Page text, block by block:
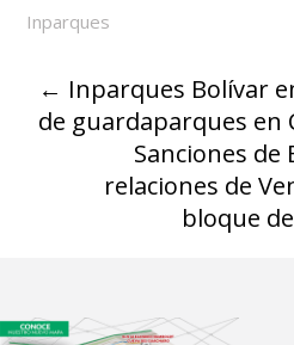
Inparques
← Inparques Bolívar
de guardaparques en
Sanciones de
relaciones de
bloque